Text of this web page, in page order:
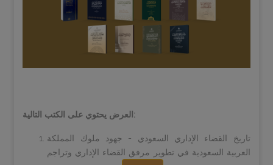
العرض يحتوي على الكتب التالية:
تاريخ القضاء الإداري السعودي - جهود ملوك المملكة
العربية السعودية في تطوير مرفق القضاء الإداري وتراجم